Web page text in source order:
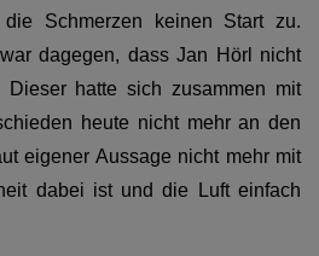
Schmerzen keinen Start zu.
dagegen, dass Jan Hörl nicht
Dieser hatte sich zusammen mit
heute nicht mehr an den
eigener Aussage nicht mehr mit
dabei ist und die Luft einfach